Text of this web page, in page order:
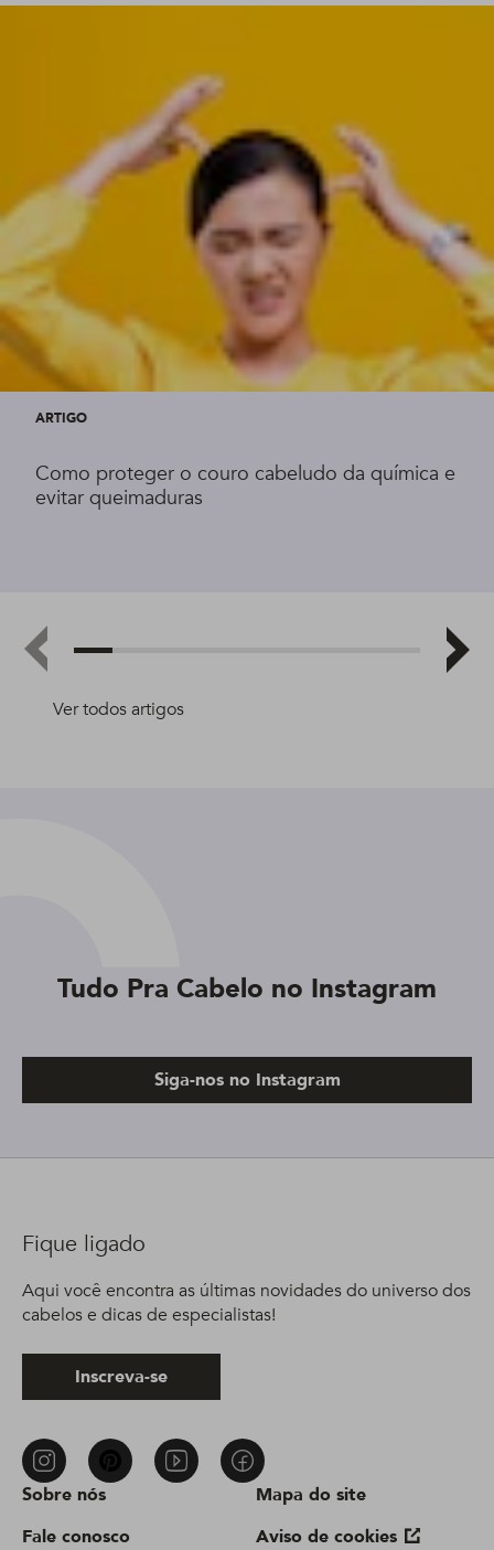
Ver todos artigos
ARTIGO
Como proteger o couro cabeludo da química e
evitar queimaduras
Tudo Pra Cabelo no Instagram
Siga-nos no Instagram
Sobre nós
Fale conosco
Mapa do site
Aviso de cookies
Fique ligado
Aqui você encontra as últimas novidades do universo dos
cabelos e dicas de especialistas!
Inscreva-se